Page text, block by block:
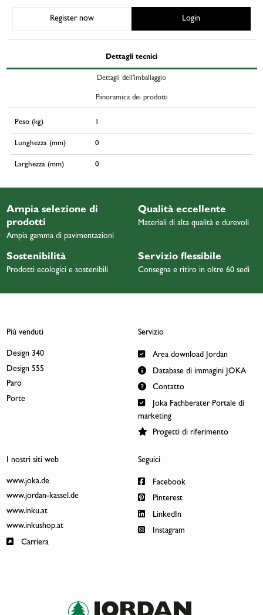
Register now Login
Dettagli tecnici
Dettagli dell'imballaggio
Panoramica dei prodotti
Peso (kg) 1
Lunghezza (mm) 0
Larghezza (mm) 0
Ampia selezione di
prodotti
Ampia gamma di pavimentazioni
Qualità eccellente
Materiali di alta qualità e durevoli
Sostenibilità
Prodotti ecologici e sostenibili
Servizio flessibile
Consegna e ritiro in oltre 60 sedi
Più venduti
Design 340
Design 555
Paro
Porte
Servizio
Area download Jordan
Database di immagini JOKA
Contatto
Joka Fachberater Portale di
marketing
Progetti di riferimento
I nostri siti web
www.joka.de
www.jordan-kassel.de
www.inku.at
www.inkushop.at
Carriera
Seguici
Facebook
Pinterest
LinkedIn
Instagram